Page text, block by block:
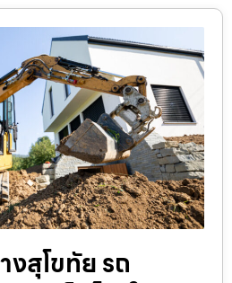
งสุโขทัย รถ